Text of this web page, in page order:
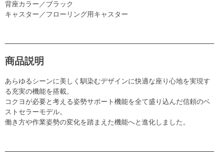
背座カラー／ブラック
キャスター／フローリング用キャスター
商品説明
あらゆるシーンに美しく馴染むデザインに快適な座り心地を実現す
る充実の機能を搭載。
コクヨが必要と考える姿勢サポート機能を全て盛り込んだ信頼のベ
ストセラーモデル。
働き方や作業姿勢の変化を踏まえた機能へと進化しました。